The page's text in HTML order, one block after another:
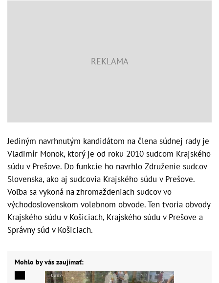
Jediným navrhnutým kandidátom na člena súdnej rady je
Vladimír Monok, ktorý je od roku 2010 sudcom Krajského
súdu v Prešove. Do funkcie ho navrhlo Združenie sudcov
Slovenska, ako aj sudcovia Krajského súdu v Prešove.
Voľba sa vykoná na zhromaždeniach sudcov vo
východoslovenskom volebnom obvode. Ten tvoria obvody
Krajského súdu v Košiciach, Krajského súdu v Prešove a
Správny súd v Košiciach.
Mohlo by vás zaujímať: